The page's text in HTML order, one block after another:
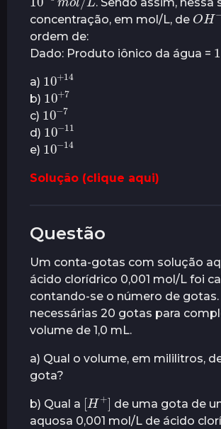
concentração, em mol/L, de
OH
ordem de:
Dado: Produto iônico da água =
a)
10+
14
b)
10+
7
c)
10−
7
d)
10−
11
e)
10−
14
Solução (clique aqui)
Questão
Um conta-gotas com solução
ácido clorídrico 0,001 mol/L foi
contando-se o número de gotas.
necessárias 20 gotas para
volume de 1,0 mL.
a) Qual o volume, em mililitros,
gota?
b) Qual a
[H+
]
de uma gota de
aquosa 0,001 mol/L de ácido